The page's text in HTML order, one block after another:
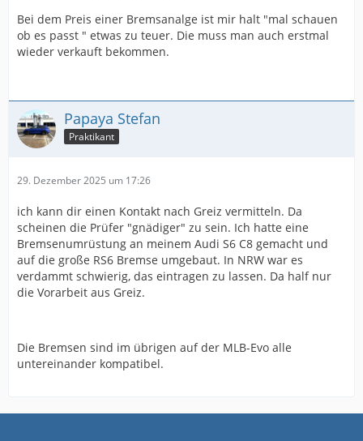
Bei dem Preis einer Bremsanalge ist mir halt "mal schauen
ob es passt " etwas zu teuer. Die muss man auch erstmal
wieder verkauft bekommen.
Papaya Stefan
Praktikant
29. Dezember 2025 um 17:26
ich kann dir einen Kontakt nach Greiz vermitteln. Da
scheinen die Prüfer "gnädiger" zu sein. Ich hatte eine
Bremsenumrüstung an meinem Audi S6 C8 gemacht und
auf die große RS6 Bremse umgebaut. In NRW war es
verdammt schwierig, das eintragen zu lassen. Da half nur
die Vorarbeit aus Greiz.
Die Bremsen sind im übrigen auf der MLB-Evo alle
untereinander kompatibel.